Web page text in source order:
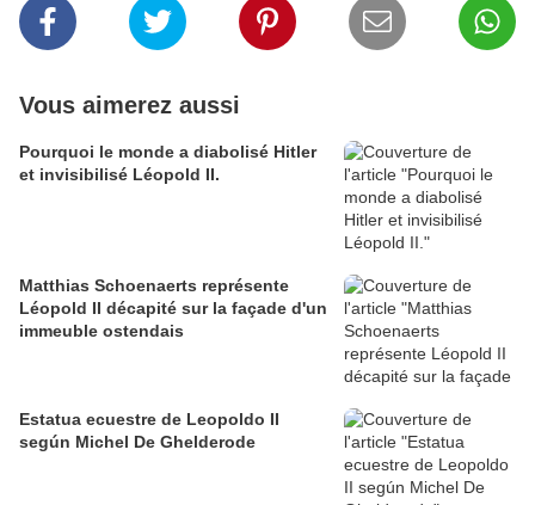
Vous aimerez aussi
Pourquoi le monde a diabolisé Hitler
et invisibilisé Léopold II.
Matthias Schoenaerts représente
Léopold II décapité sur la façade d'un
immeuble ostendais
Estatua ecuestre de Leopoldo II
según Michel De Ghelderode